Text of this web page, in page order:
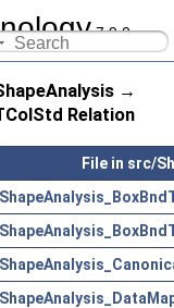
7.9.0
→
Relation
File in src/